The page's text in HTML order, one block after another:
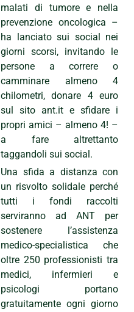
malati di tumore e nella
prevenzione oncologica –
ha lanciato sui social nei
giorni scorsi, invitando le
persone a correre o
camminare almeno 4
chilometri, donare 4 euro
sul sito ant.it e sfidare i
propri amici – almeno 4! –
a fare altrettanto
taggandoli sui social.
Una sfida a distanza con
un risvolto solidale perché
tutti i fondi raccolti
serviranno ad ANT per
sostenere l’assistenza
medico-specialistica che
oltre 250 professionisti tra
medici, infermieri e
psicologi portano
gratuitamente ogni giorno